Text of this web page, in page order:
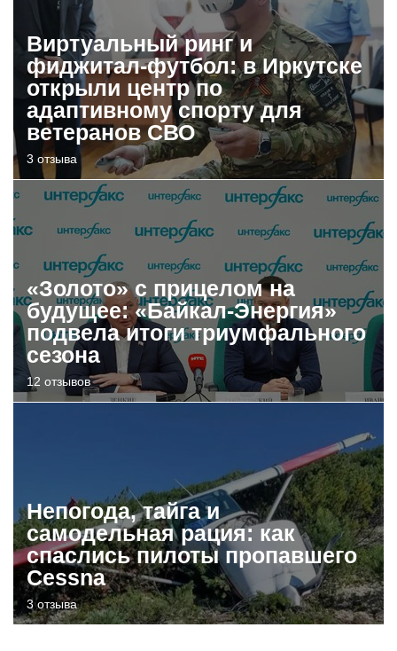
Виртуальный ринг и
фиджитал-футбол: в Иркутске
открыли центр по
адаптивному спорту для
ветеранов СВО
3 отзыва
«Золото» с прицелом на
будущее: «Байкал-Энергия»
подвела итоги триумфального
сезона
12 отзывов
Непогода, тайга и
самодельная рация: как
спаслись пилоты пропавшего
Cessna
3 отзыва